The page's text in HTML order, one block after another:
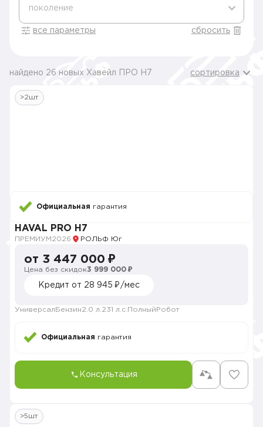
поколение
все параметры сбросить
найдено 26 новых Хавейл ПРО H7 сортировка
>2шт
Официальная гарантия
HAVAL PRO H7
ПРЕМИУМ 2026 РОЛЬФ Юг
от 3 447 000 ₽
Цена без скидок3 999 000 ₽
Кредит от 28 945 ₽/мес
Универсал Бензин2.0 л. 231 л.с. Полный Робот
Официальная гарантия
Консультация
>5шт